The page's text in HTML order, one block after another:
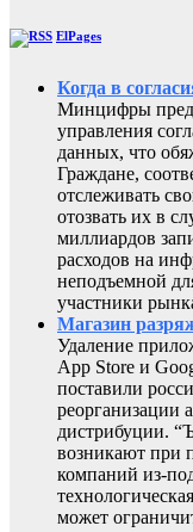
ElPages
Когда в
Минцифры
управления
данных, что
Граждане,
отслеживать
отозвать их в
миллиардов
расходов на
неподъемной
участники
Магазин
Удаление
App Store и
поставили
реорганизации
дистрибуции.
возникают при
компаний из-
может